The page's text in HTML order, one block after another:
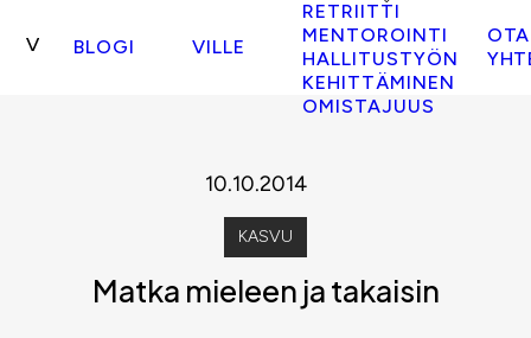
BLOGI VILLE
RETRIITTI
MENTOROINTI
HALLITUSTYÖN
KEHITTÄMINEN
OMISTAJUUS
OTA
10.10.2014
KASVU
Matka mieleen ja takaisin